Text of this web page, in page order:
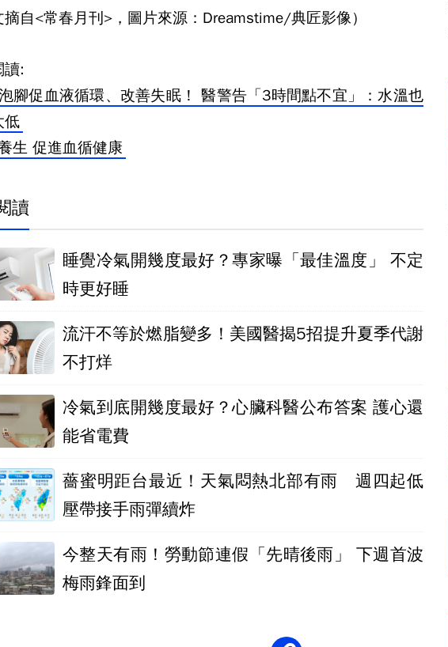
摘自<常春月刊>，圖片來源：Dreamstime/典匠影像）
讀:
腳促血液循環、改善失眠！ 醫警告「3時間點不宜」：水溫也
低
生 促進血循健康
讀
睡覺冷氣開幾度最好？專家曝「最佳溫度」 不定
時更好睡
流汗不等於燃脂變多！美國醫揭5招提升夏季代謝
不打烊
冷氣到底開幾度最好？心臟科醫公布答案 護心還
能省電費
薔蜜明距台最近！天氣悶熱北部有雨 週四起低
壓帶接手雨彈續炸
今整天有雨！勞動節連假「先晴後雨」 下週首波
梅雨鋒面到